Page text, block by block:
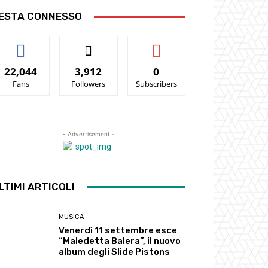
CONNESSO
22,044
Fans
3,912
Followers
0
Subscribers
- Advertisement -
ARTICOLI
MUSICA
Venerdì 11 settembre esce
“Maledetta Balera”, il nuovo
album degli Slide Pistons